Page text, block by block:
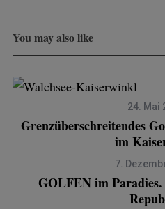
You may also like
24. Mai
Grenzüberschreitendes
im
7.
GOLFEN im